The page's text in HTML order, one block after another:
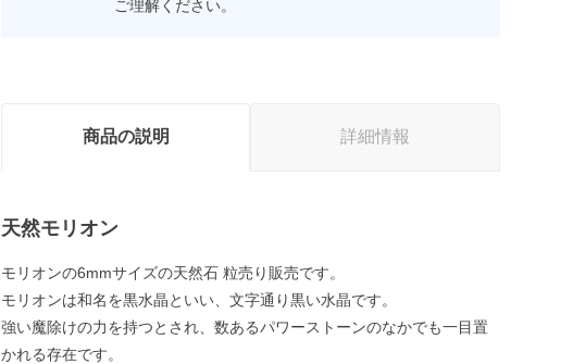
ご理解ください。
商品の説明 詳細情報
天然モリオン
モリオンの6mmサイズの天然石 粒売り販売です。
モリオンは和名を黒水晶といい、文字通り黒い水晶です。
強い魔除けの力を持つとされ、数あるパワーストーンのなかでも一目置
かれる存在です。